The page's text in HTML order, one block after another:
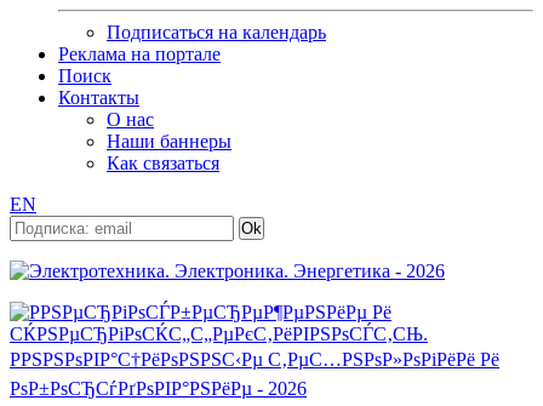
Подписаться на календарь
Реклама на портале
Поиск
Контакты
О нас
Наши баннеры
Как связаться
EN